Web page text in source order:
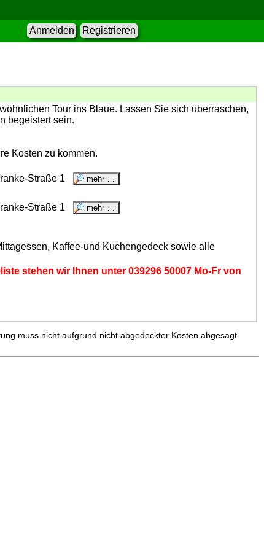
Anmelden Registrieren
Tour ins Blaue. Lassen Sie sich überraschen,
begeistert sein.
Kosten zu kommen.
Straße 1
Straße 1
Kaffee-und Kuchengedeck sowie alle
stehen wir Ihnen unter 039296 50007 Mo-Fr von
muss nicht aufgrund nicht abgedeckter Kosten abgesagt